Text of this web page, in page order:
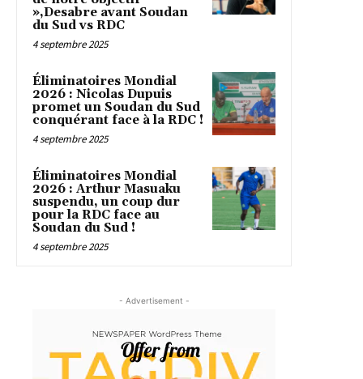
»,Desabre avant Soudan
du Sud vs RDC
4 septembre 2025
Éliminatoires Mondial
2026 : Nicolas Dupuis
promet un Soudan du Sud
conquérant face à la RDC !
4 septembre 2025
Éliminatoires Mondial
2026 : Arthur Masuaku
suspendu, un coup dur
pour la RDC face au
Soudan du Sud !
4 septembre 2025
- Advertisement -